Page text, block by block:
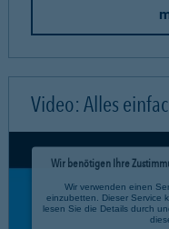
Video: Alles
Wir benötigen Ihre
Wir verwenden einen
einzubetten. Dieser Service
lesen Sie die Details durch